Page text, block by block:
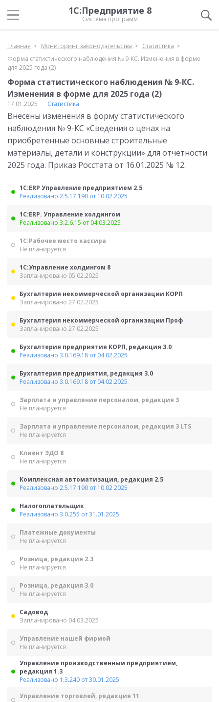
1С:Предприятие 8
Система программ
Главная Мониторинг законодательства
Статистика
Форма статистического наблюдения № 9-КС. Изменения в форме
для 2025 года (2)
Форма статистического наблюдения № 9-КС.
Изменения в форме для 2025 года (2)
17.01.2025 Статистика
Внесены изменения в форму статистического
наблюдения № 9-КС «Сведения о ценах на
приобретенные основные строительные
материалы, детали и конструкции» для отчетности
2025 года. Приказ Росстата от 16.01.2025 № 12.
1С:ERP Управление предприятием 2.5
Реализовано 2.5.17.190 от 10.02.2025
1С:ERP. Управление холдингом
Реализовано 3.2.6.15 от 04.03.2025
1С:Рабочее место кассира
Не планируется
1С:Управление холдингом 8
Запланировано 05.02.2025
Бухгалтерия некоммерческой организации КОРП
Запланировано 27.02.2025
Бухгалтерия некоммерческой организации Проф
Запланировано 27.02.2025
Бухгалтерия предприятия КОРП, редакция 3.0
Реализовано 3.0.169.18 от 04.02.2025
Бухгалтерия предприятия, редакция 3.0
Реализовано 3.0.169.18 от 04.02.2025
Зарплата и управление персоналом, редакция 3
Не планируется
Зарплата и управление персоналом, редакция 3 LTS
Не планируется
Клиент ЭДО 8
Не планируется
Комплексная автоматизация, редакция 2.5
Реализовано 2.5.17.190 от 10.02.2025
Налогоплательщик
Реализовано 3.0.255 от 31.01.2025
Платежные документы
Не планируется
Розница, редакция 2.3
Не планируется
Розница, редакция 3.0
Не планируется
Садовод
Запланировано 04.03.2025
Управление нашей фирмой
Не планируется
Управление производственным предприятием,
редакция 1.3
Реализовано 1.3.240 от 30.01.2025
Управление торговлей, редакция 11